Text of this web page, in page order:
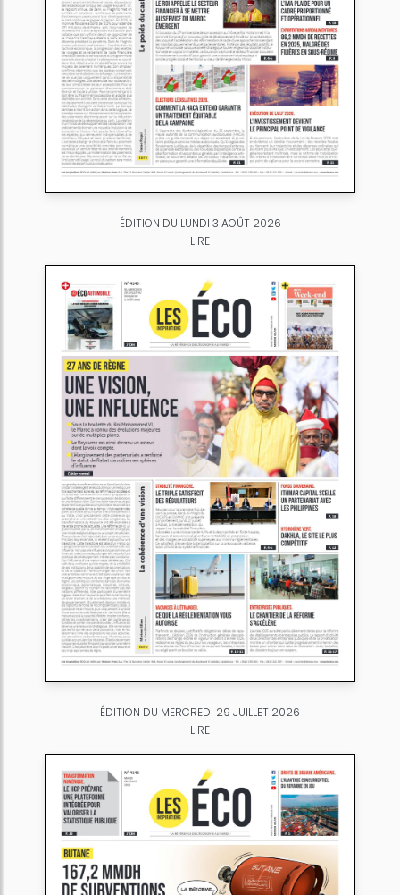
ÉDITION DU LUNDI 3 AOÛT 2026
LIRE
ÉDITION DU MERCREDI 29 JUILLET 2026
LIRE